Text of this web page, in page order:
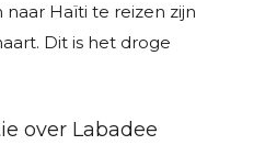
Haïti te reizen zijn
Dit is het droge
over Labadee